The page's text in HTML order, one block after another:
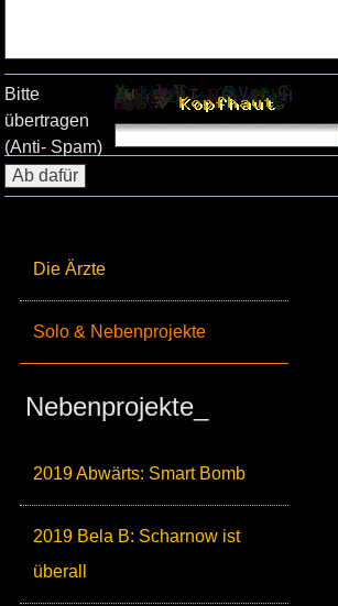
Die Ärzte
Solo & Nebenprojekte
Nebenprojekte_
2019 Abwärts: Smart Bomb
2019 Bela B: Scharnow ist
überall
Bitte
übertragen
(Anti- Spam)